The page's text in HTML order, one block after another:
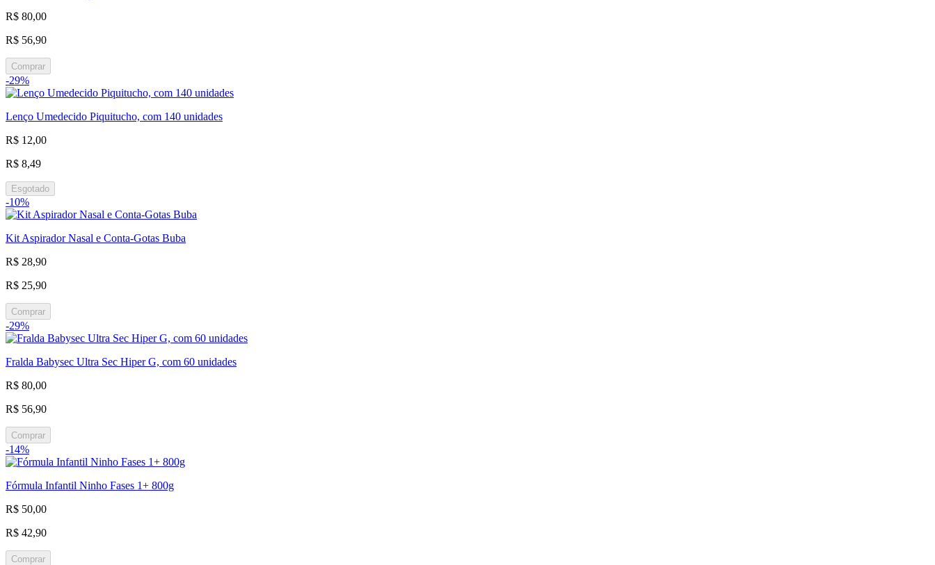
R$ 80,00
R$ 56,90
Comprar
-29%
Lenço Umedecido Piquitucho, com 140 unidades
R$ 12,00
R$ 8,49
Esgotado
-10%
Kit Aspirador Nasal e Conta-Gotas Buba
R$ 28,90
R$ 25,90
Comprar
-29%
Fralda Babysec Ultra Sec Hiper G, com 60 unidades
R$ 80,00
R$ 56,90
Comprar
-14%
Fórmula Infantil Ninho Fases 1+ 800g
R$ 50,00
R$ 42,90
Comprar